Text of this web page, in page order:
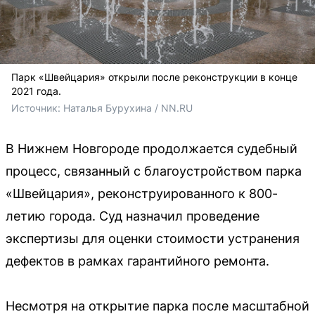
Парк «Швейцария» открыли после реконструкции в конце
2021 года.
Источник: Наталья Бурухина / NN.RU
В Нижнем Новгороде продолжается судебный
процесс, связанный с благоустройством парка
«Швейцария», реконструированного к 800-
летию города. Суд назначил проведение
экспертизы для оценки стоимости устранения
дефектов в рамках гарантийного ремонта.
Несмотря на открытие парка после масштабной